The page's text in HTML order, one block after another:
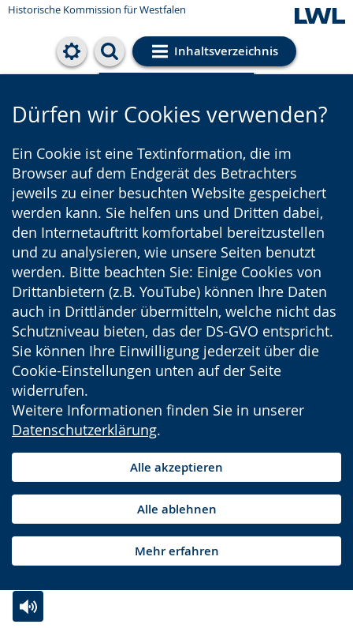
Historische Kommission für Westfalen
Inhaltsverzeichnis
Cookie-Einstellungen
Dürfen wir Cookies verwenden?
Ein Cookie ist eine Textinformation, die im
Browser auf dem Endgerät des Betrachters
jeweils zu einer besuchten Website gespeichert
werden kann. Sie helfen uns und Dritten dabei,
den Internetauftritt komfortabel bereitzustellen
und zu analysieren, wie unsere Seiten benutzt
werden. Bitte beachten Sie: Einige Cookies von
Drittanbietern (z.B. YouTube) können Ihre Daten
auch in Drittländer übermitteln, welche nicht das
Schutzniveau bieten, das der DS-GVO entspricht.
Sie können Ihre Einwilligung jederzeit über die
Cookie-Einstellungen unten auf der Seite
widerrufen.
Weitere Informationen finden Sie in unserer
Datenschutzerklärung.
Alle akzeptieren
Alle ablehnen
Mehr erfahren